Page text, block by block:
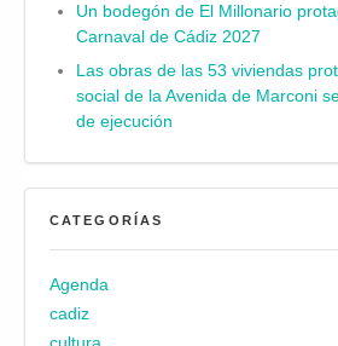
Un bodegón de El Millonario
Carnaval de Cádiz 2027
Las obras de las 53 viviendas
social de la Avenida de Marconi
de ejecución
CATEGORÍAS
Agenda
cadiz